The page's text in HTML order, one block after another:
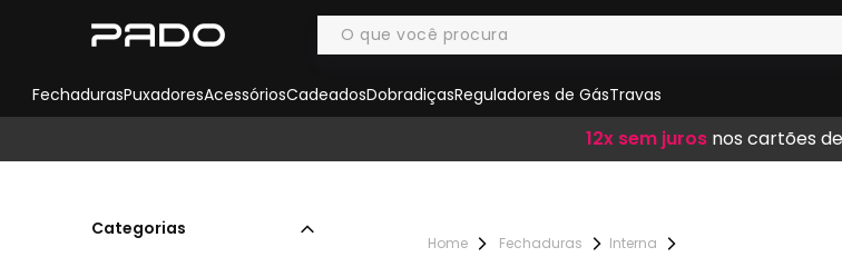
FechadurasPuxadoresAcessóriosCadeadosDobradiçasReguladores de GásTravas
Frete Grátisem compras acima
12x sem juros nos cartões
10% de descontono
Categorias
Fechaduras Interna